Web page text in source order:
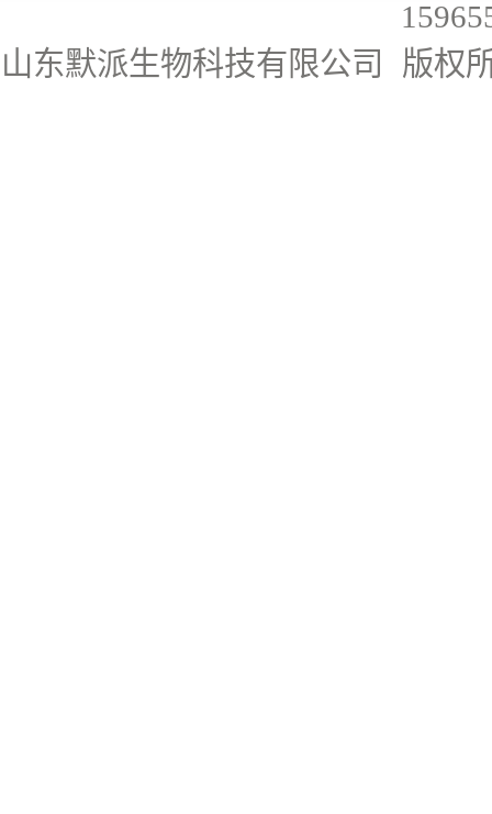
山东默派生物科技有限公司
版权